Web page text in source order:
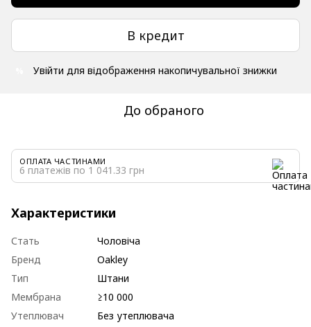
В кредит
Увійти для відображення накопичувальної знижки
До обраного
ОПЛАТА ЧАСТИНАМИ
6 платежів по 1 041.33 грн
Характеристики
Стать
Чоловіча
Бренд
Oakley
Тип
Штани
Мембрана
≥10 000
Утеплювач
Без утеплювача